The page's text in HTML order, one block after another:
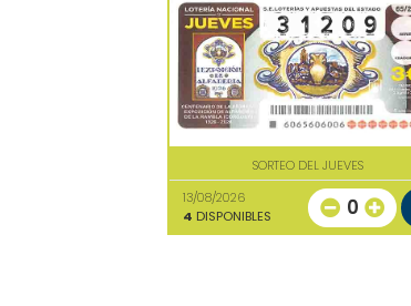
SORTEO DEL JUEVES
13/08/2026
4 DISPONIBLES 0